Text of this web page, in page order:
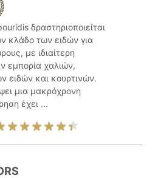
δραστηριοποιείται
κλάδο των ειδών για
με ιδιαίτερη
εμπορία χαλιών,
ειδών και κουρτινών.
μια μακρόχρονη
έχει ...